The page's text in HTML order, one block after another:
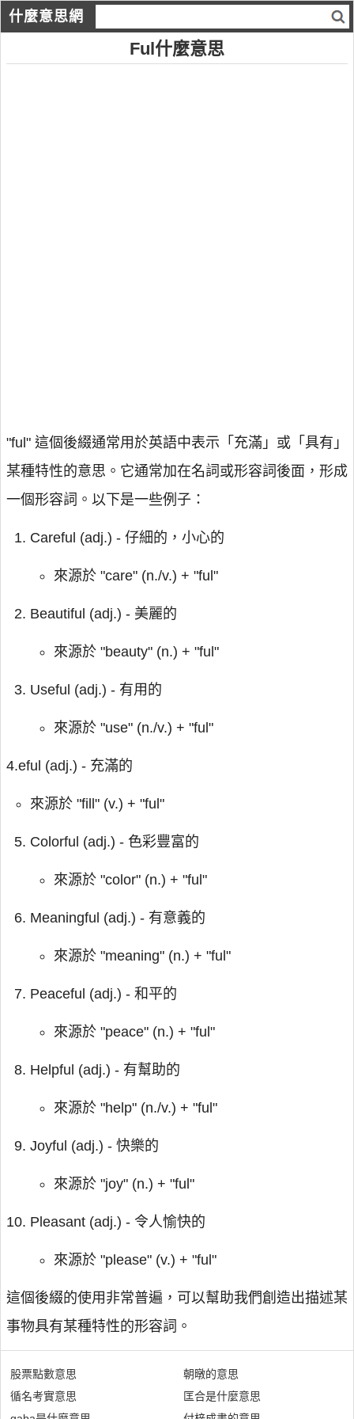
什麼意思網
Ful什麼意思
"ful" 這個後綴通常用於英語中表示「充滿」或「具有」
某種特性的意思。它通常加在名詞或形容詞後面，形成
一個形容詞。以下是一些例子：
Careful (adj.) - 仔細的，小心的
來源於 "care" (n./v.) + "ful"
Beautiful (adj.) - 美麗的
來源於 "beauty" (n.) + "ful"
Useful (adj.) - 有用的
來源於 "use" (n./v.) + "ful"
4.eful (adj.) - 充滿的
來源於 "fill" (v.) + "ful"
Colorful (adj.) - 色彩豐富的
來源於 "color" (n.) + "ful"
Meaningful (adj.) - 有意義的
來源於 "meaning" (n.) + "ful"
Peaceful (adj.) - 和平的
來源於 "peace" (n.) + "ful"
Helpful (adj.) - 有幫助的
來源於 "help" (n./v.) + "ful"
Joyful (adj.) - 快樂的
來源於 "joy" (n.) + "ful"
Pleasant (adj.) - 令人愉快的
來源於 "please" (v.) + "ful"
這個後綴的使用非常普遍，可以幫助我們創造出描述某
事物具有某種特性的形容詞。
股票點數意思
循名考實意思
朝暾的意思
匡合是什麼意思